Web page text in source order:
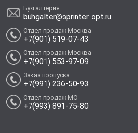
Бухгалтерия
buhgalter@sprinter-opt.ru
Отдел продаж Москва
+7(901) 519-07-43
Отдел продаж Москва
+7(901) 553-97-09
Заказ пропуска
+7(991) 236-50-93
Отдел продаж МО
+7(993) 891-75-80